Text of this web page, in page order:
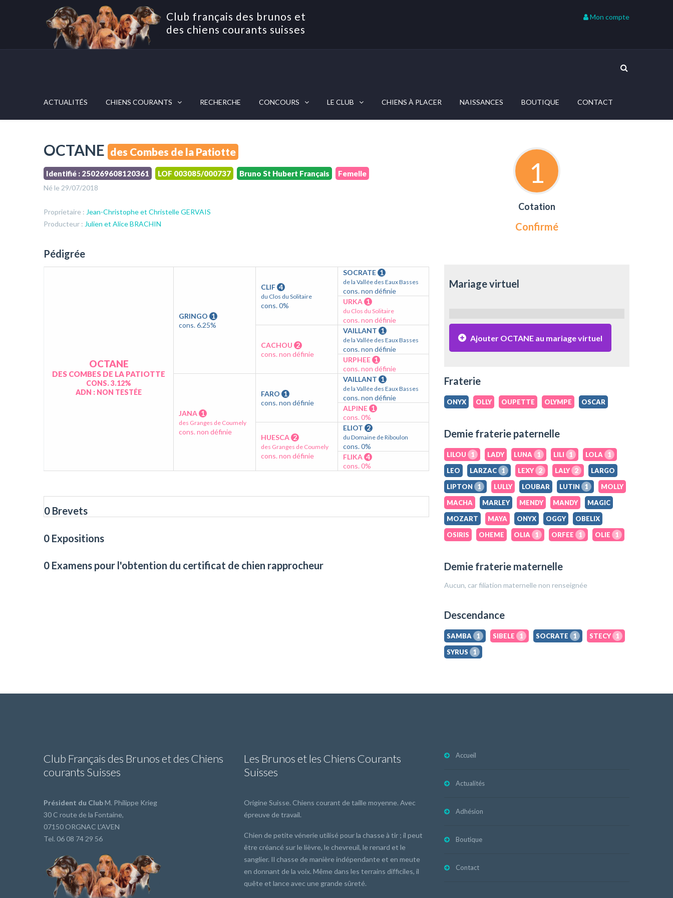
Club français des brunos et
des chiens courants suisses
Mon compte
ACTUALITÉS CHIENS COURANTS RECHERCHE CONCOURS LE CLUB CHIENS À PLACER NAISSANCES BOUTIQUE CONTACT
OCTANE des Combes de la Patiotte
Identifié : 250269608120361 LOF 003085/000737 Bruno St Hubert Français Femelle
Né le 29/07/2018
Proprietaire : Jean-Christophe et Christelle GERVAIS
Producteur : Julien et Alice BRACHIN
Pédigrée
OCTANE
DES COMBES DE LA PATIOTTE
CONS. 3.12%
ADN : NON TESTÉE
GRINGO 1
cons. 6.25%
CLIF 4
du Clos du Solitaire
cons. 0%
SOCRATE 1
de la Vallée des Eaux Basses
cons. non définie
URKA 1
du Clos du Solitaire
cons. non définie
CACHOU 2
cons. non définie
VAILLANT 1
de la Vallée des Eaux Basses
cons. non définie
URPHEE 1
cons. non définie
JANA 1
des Granges de Coumely
cons. non définie
FARO 1
cons. non définie
VAILLANT 1
de la Vallée des Eaux Basses
cons. non définie
ALPINE 1
cons. 0%
HUESCA 2
des Granges de Coumely
cons. non définie
ELIOT 2
du Domaine de Riboulon
cons. 0%
FLIKA 4
cons. 0%
0 Brevets
0 Expositions
0 Examens pour l'obtention du certificat de chien rapprocheur
1
Cotation
Confirmé
Mariage virtuel
Ajouter OCTANE au mariage virtuel
Fraterie
ONYX OLLY OUPETTE OLYMPE OSCAR
Demie fraterie paternelle
LILOU 1 LADY LUNA 1 LILI 1 LOLA
1
LEO
LARZAC 1 LEXY 2 LALY 2
LARGO
LIPTON
1 LULLY LOUBAR LUTIN 1
MOLLY
MACHA
MARLEY MENDY MANDY
MAGIC
MOZART
MAYA ONYX OGGY
OBELIX
OSIRIS
OHEME OLIA 1 ORFEE 1 OLIE 1
Demie fraterie maternelle
Aucun, car filiation maternelle non renseignée
Descendance
SAMBA 1 SIBELE 1 SOCRATE 1 STECY 1
SYRUS
1
Club Français des Brunos et des Chiens
courants Suisses
Président du ClubM. Philippe Krieg
30 C route de la Fontaine,
07150 ORGNAC L'AVEN
Tel. 06 08 74 29 56
Les Brunos et les Chiens Courants
Suisses
Origine Suisse. Chiens courant de taille moyenne. Avec
épreuve de travail.
Chien de petite vénerie utilisé pour la chasse à tir ; il peut
être créancé sur le lièvre, le chevreuil, le renard et le
sanglier. Il chasse de manière indépendante et en meute
en donnant de la voix. Même dans les terrains difficiles, il
quête et lance avec une grande sûreté.
Accueil
Actualités
Adhésion
Boutique
Contact